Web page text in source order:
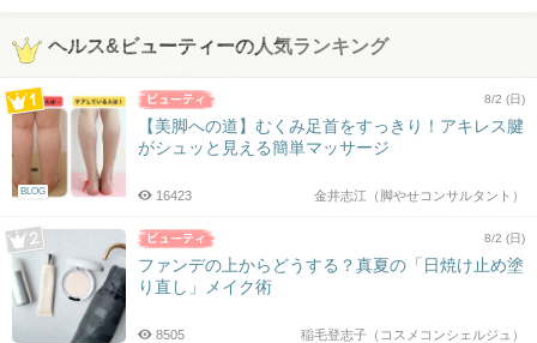
ヘルス&ビューティーの人気ランキング
BLOG
8/2 (日)
【美脚への道】むくみ足首をすっきり！アキレス腱
がシュッと見える簡単マッサージ
金井志江（脚やせコンサルタント）
16423
8/2 (日)
ファンデの上からどうする？真夏の「日焼け止め塗
り直し」メイク術
稲毛登志子（コスメコンシェルジュ）
8505